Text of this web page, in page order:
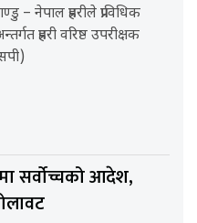
– नेपाल प्रहरीले प्राविधिक
प्रहरी वरिष्ठ उपरीक्षक
सर्वाेच्चको आदेश,